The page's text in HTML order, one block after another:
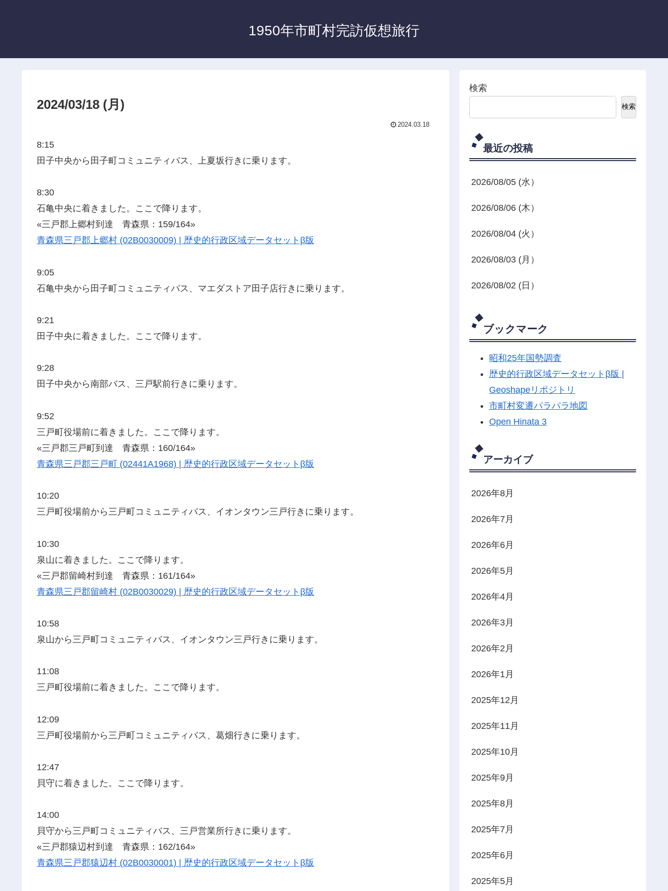
1950年市町村完訪仮想旅行
2024/03/18 (月)
2024.03.18
8:15
田子中央から田子町コミュニティバス、上夏坂行きに乗ります。
8:30
石亀中央に着きました。ここで降ります。
«三戸郡上郷村到達 青森県：159/164»
青森県三戸郡上郷村 (02B0030009) | 歴史的行政区域データセットβ版
9:05
石亀中央から田子町コミュニティバス、マエダストア田子店行きに乗ります。
9:21
田子中央に着きました。ここで降ります。
9:28
田子中央から南部バス、三戸駅前行きに乗ります。
9:52
三戸町役場前に着きました。ここで降ります。
«三戸郡三戸町到達 青森県：160/164»
青森県三戸郡三戸町 (02441A1968) | 歴史的行政区域データセットβ版
10:20
三戸町役場前から三戸町コミュニティバス、イオンタウン三戸行きに乗ります。
10:30
泉山に着きました。ここで降ります。
«三戸郡留崎村到達 青森県：161/164»
青森県三戸郡留崎村 (02B0030029) | 歴史的行政区域データセットβ版
10:58
泉山から三戸町コミュニティバス、イオンタウン三戸行きに乗ります。
11:08
三戸町役場前に着きました。ここで降ります。
12:09
三戸町役場前から三戸町コミュニティバス、葛畑行きに乗ります。
12:47
貝守に着きました。ここで降ります。
14:00
貝守から三戸町コミュニティバス、三戸営業所行きに乗ります。
«三戸郡猿辺村到達 青森県：162/164»
青森県三戸郡猿辺村 (02B0030001) | 歴史的行政区域データセットβ版
検索
検索
最近の投稿
2026/08/05 (水）
2026/08/06 (木）
2026/08/04 (火）
2026/08/03 (月）
2026/08/02 (日）
ブックマーク
昭和25年国勢調査
歴史的行政区域データセットβ版 |
Geoshapeリポジトリ
市町村変遷パラパラ地図
Open Hinata 3
アーカイブ
2026年8月
2026年7月
2026年6月
2026年5月
2026年4月
2026年3月
2026年2月
2026年1月
2025年12月
2025年11月
2025年10月
2025年9月
2025年8月
2025年7月
2025年6月
2025年5月